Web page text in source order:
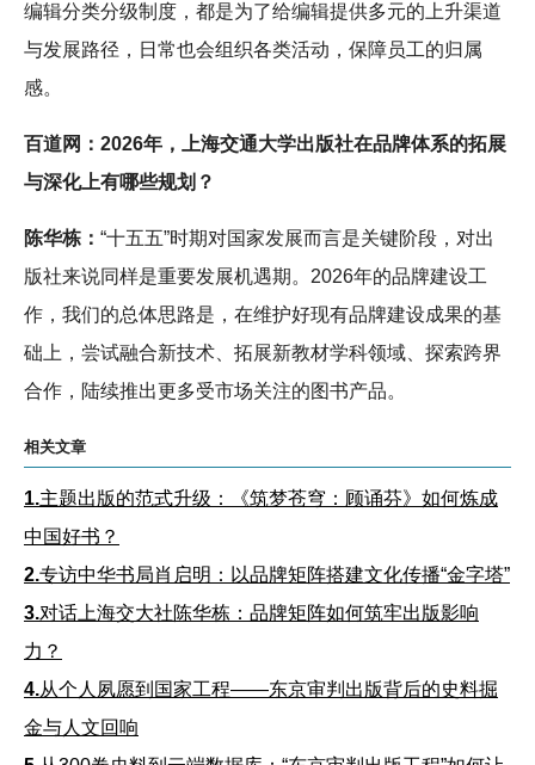
编辑分类分级制度，都是为了给编辑提供多元的上升渠道
与发展路径，日常也会组织各类活动，保障员工的归属
感。
百道网：2026年，上海交通大学出版社在品牌体系的拓展
与深化上有哪些规划？
陈华栋： “十五五”时期对国家发展而言是关键阶段，对出
版社来说同样是重要发展机遇期。2026年的品牌建设工
作，我们的总体思路是，在维护好现有品牌建设成果的基
础上，尝试融合新技术、拓展新教材学科领域、探索跨界
合作，陆续推出更多受市场关注的图书产品。
相关文章
1.主题出版的范式升级：《筑梦苍穹：顾诵芬》如何炼成
中国好书？
2.专访中华书局肖启明：以品牌矩阵搭建文化传播“金字塔”
3.对话上海交大社陈华栋：品牌矩阵如何筑牢出版影响
力？
4.从个人夙愿到国家工程——东京审判出版背后的史料掘
金与人文回响